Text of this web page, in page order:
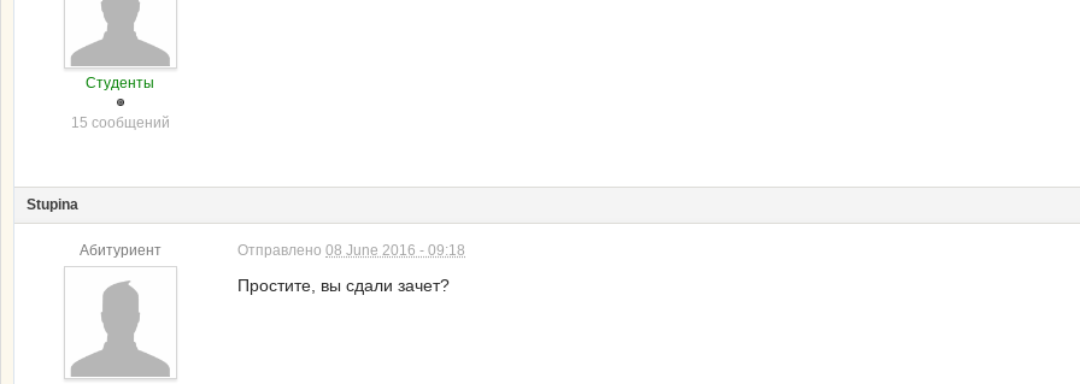
Студенты
15 сообщений
Stupina
Абитуриент Отправлено 08 June 2016 - 09:18
Простите, вы сдали зачет?